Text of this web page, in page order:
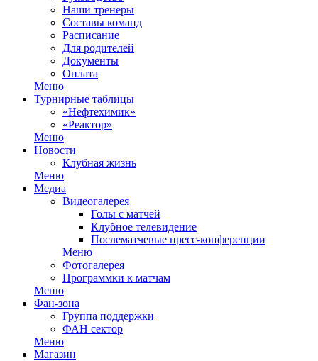
Наши тренеры
Составы команд
Расписание
Для родителей
Документы
Оплата
Меню
Турнирные таблицы
«Нефтехимик»
«Реактор»
Меню
Новости
Клубная жизнь
Меню
Медиа
Видеогалерея
Голы с матчей
Клубное телевидение
Послематчевые пресс-конференции
Меню
Фотогалерея
Программки к матчам
Меню
Фан-зона
Группа поддержки
ФАН сектор
Меню
Магазин